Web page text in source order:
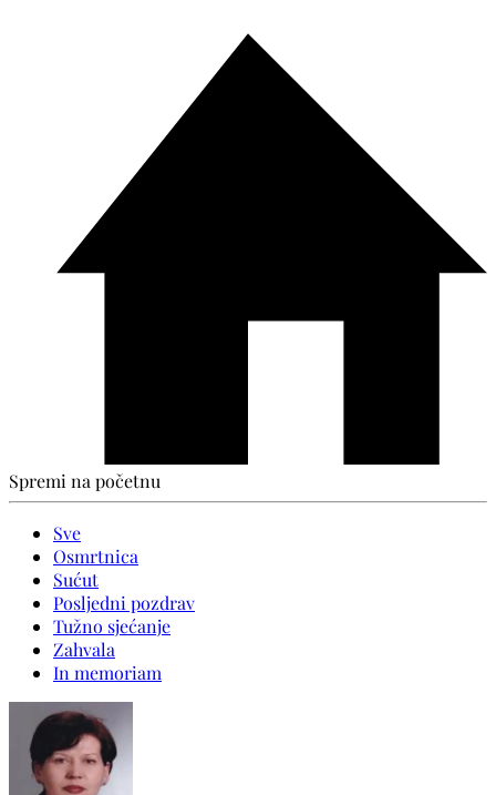
Spremi na početnu
Sve
Osmrtnica
Sućut
Posljedni pozdrav
Tužno sjećanje
Zahvala
In memoriam